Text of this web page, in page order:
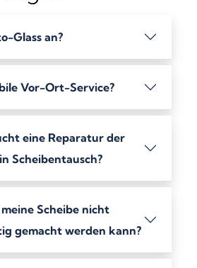
Glass an?
Vor-Ort-Service?
eine Reparatur der
Scheibentausch?
Scheibe nicht
gemacht werden kann?